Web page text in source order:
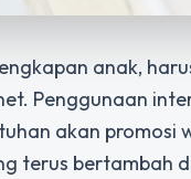
anak,
Penggunaan
akan promosi
terus bertambah